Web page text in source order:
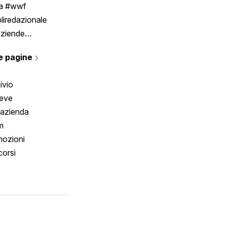
#wwf
pagine